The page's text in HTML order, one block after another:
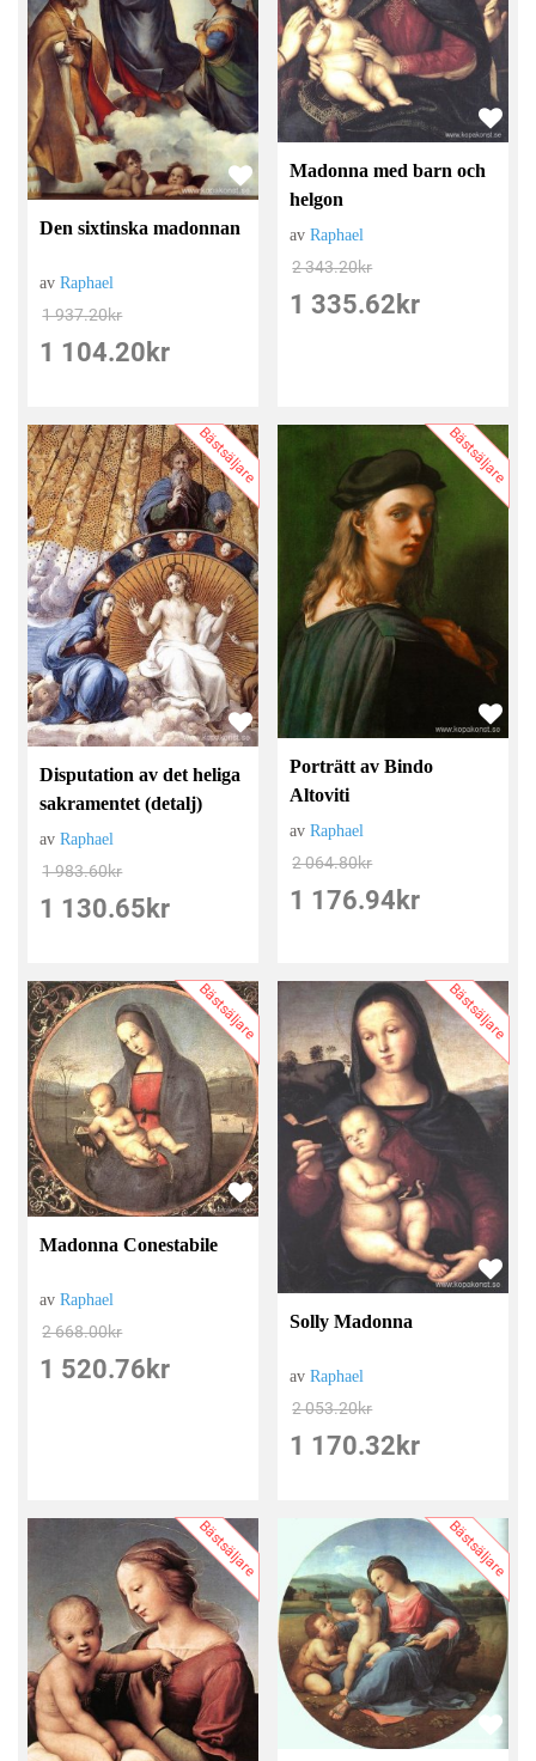
Den sixtinska madonnan
avRaphael
1 937.20kr
1 104.20 kr
Madonna med barn och
helgon
avRaphael
2 343.20kr
1 335.62 kr
Bästsäljare
Disputation av det heliga
sakramentet (detalj)
avRaphael
1 983.60kr
1 130.65 kr
Bästsäljare
Porträtt av Bindo
Altoviti
avRaphael
2 064.80kr
1 176.94 kr
Bästsäljare
Madonna Conestabile
avRaphael
2 668.00kr
1 520.76 kr
Bästsäljare
Solly Madonna
avRaphael
2 053.20kr
1 170.32 kr
Bästsäljare Bästsäljare